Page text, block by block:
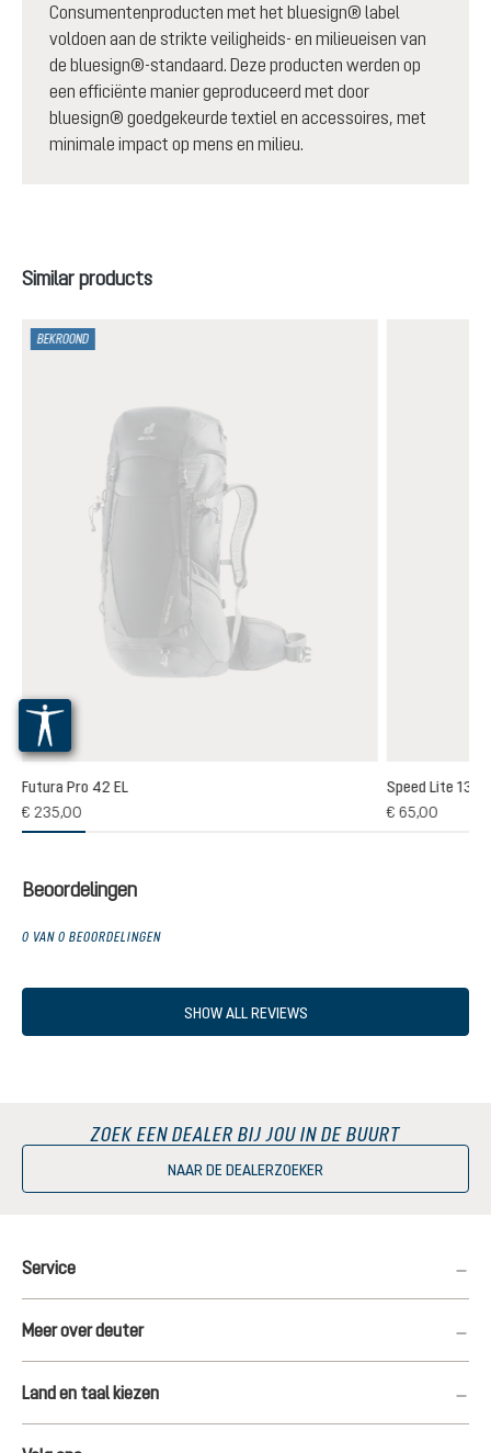
Consumentenproducten met het bluesign® label
voldoen aan de strikte veiligheids- en milieueisen van
de bluesign®-standaard. Deze producten werden op
een efficiënte manier geproduceerd met door
bluesign® goedgekeurde textiel en accessoires, met
minimale impact op mens en milieu.
Productgalerij overslaan
Similar products
waardering van 5 van 5 sterren
BEKROOND
Futura Pro 42 EL
€ 235,00
Speed Lite 13
€ 65,00
Beoordelingen
0 VAN 0 BEOORDELINGEN
SHOW ALL REVIEWS
ZOEK EEN DEALER BIJ JOU IN DE BUURT
NAAR DE DEALERZOEKER
Service
Meer over deuter
Land en taal kiezen